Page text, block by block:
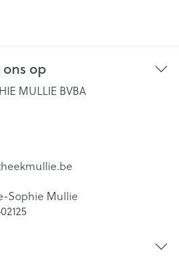
op
MULLIE BVBA
Sophie Mullie